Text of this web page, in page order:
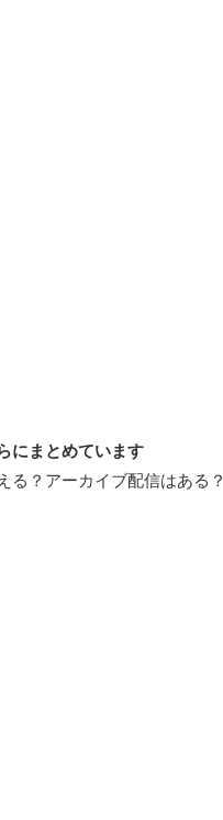
にまとめています
る？アーカイブ配信はある？